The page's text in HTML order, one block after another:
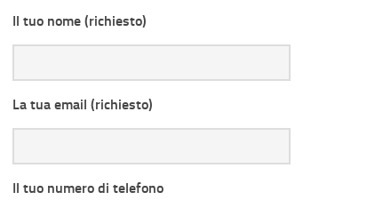
Il tuo nome (richiesto)
La tua email (richiesto)
Il tuo numero di telefono